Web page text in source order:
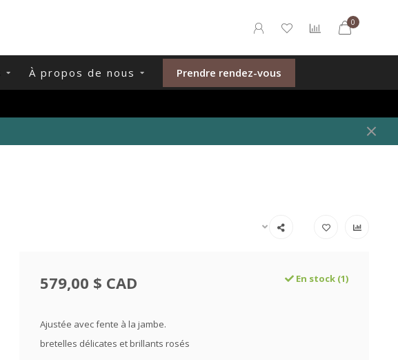
0
À propos de nous Prendre rendez-vous
579,00 $ CAD En stock (1)
Ajustée avec fente à la jambe.
bretelles délicates et brillants rosés